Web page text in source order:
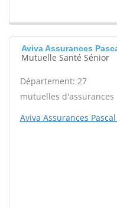
Aviva Assurances
Mutuelle Santé Sénior
Département: 27
mutuelles d'assurances
Aviva Assurances